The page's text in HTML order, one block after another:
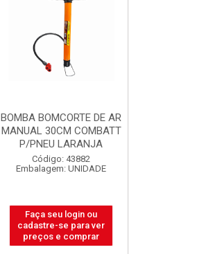
BOMBA BOMCORTE DE AR
MANUAL 30CM COMBATT
P/PNEU LARANJA
Código: 43882
Embalagem: UNIDADE
Faça seu login ou
cadastre-se para ver
preços e comprar